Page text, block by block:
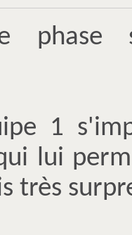
phase
1
lui
très